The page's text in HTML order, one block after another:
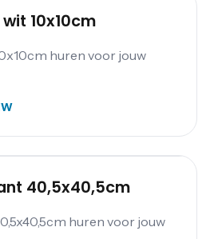
10x10cm
huren voor jouw
40,5x40,5cm
huren voor jouw